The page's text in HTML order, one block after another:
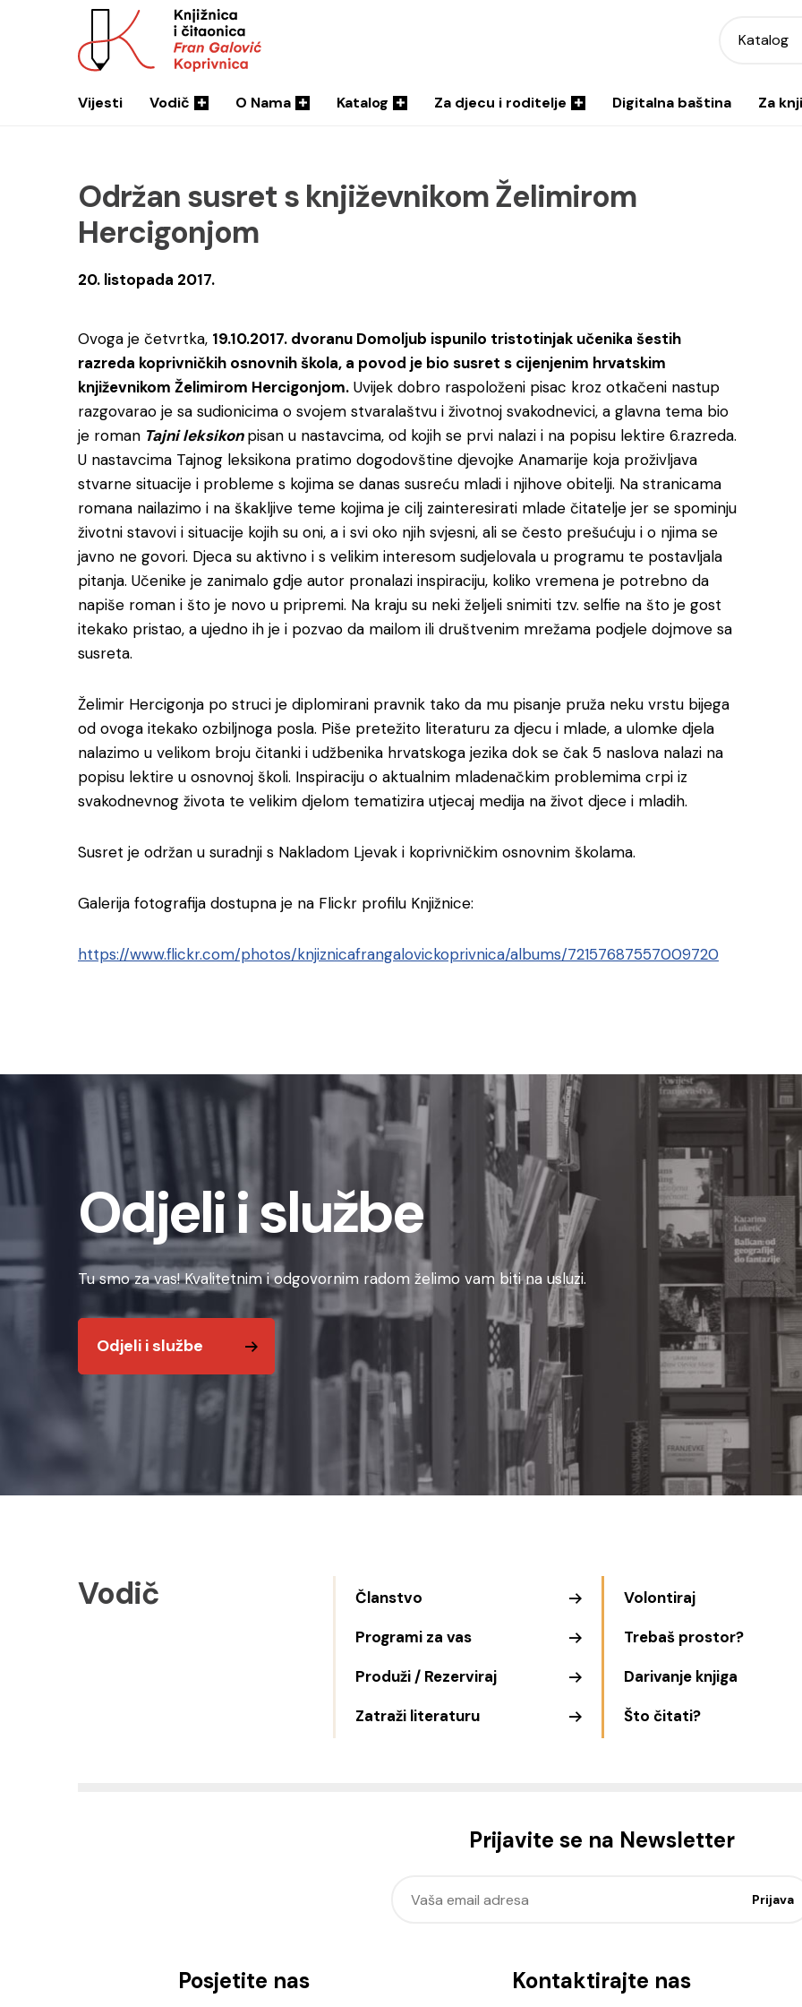
Katalog
Vijesti Vodič O Nama Katalog Za djecu i roditelje Digitalna baština Za
Održan susret s književnikom Želimirom
Hercigonjom
20. listopada 2017.
Ovoga je četvrtka, 19.10.2017. dvoranu Domoljub ispunilo tristotinjak učenika šestih
razreda koprivničkih osnovnih škola, a povod je bio susret s cijenjenim hrvatskim
književnikom Želimirom Hercigonjom. Uvijek dobro raspoloženi pisac kroz otkačeni nastup
razgovarao je sa sudionicima o svojem stvaralaštvu i životnoj svakodnevici, a glavna tema bio
je roman Tajni leksikonpisan u nastavcima, od kojih se prvi nalazi i na popisu lektire 6.razreda.
U nastavcima Tajnog leksikona pratimo dogodovštine djevojke Anamarije koja proživljava
stvarne situacije i probleme s kojima se danas susreću mladi i njihove obitelji. Na stranicama
romana nailazimo i na škakljive teme kojima je cilj zainteresirati mlade čitatelje jer se spominju
životni stavovi i situacije kojih su oni, a i svi oko njih svjesni, ali se često prešućuju i o njima se
javno ne govori. Djeca su aktivno i s velikim interesom sudjelovala u programu te postavljala
pitanja. Učenike je zanimalo gdje autor pronalazi inspiraciju, koliko vremena je potrebno da
napiše roman i što je novo u pripremi. Na kraju su neki željeli snimiti tzv. selfie na što je gost
itekako pristao, a ujedno ih je i pozvao da mailom ili društvenim mrežama podjele dojmove sa
susreta.
Želimir Hercigonja po struci je diplomirani pravnik tako da mu pisanje pruža neku vrstu bijega
od ovoga itekako ozbiljnoga posla. Piše pretežito literaturu za djecu i mlade, a ulomke djela
nalazimo u velikom broju čitanki i udžbenika hrvatskoga jezika dok se čak 5 naslova nalazi na
popisu lektire u osnovnoj školi. Inspiraciju o aktualnim mladenačkim problemima crpi iz
svakodnevnog života te velikim djelom tematizira utjecaj medija na život djece i mladih.
Susret je održan u suradnji s Nakladom Ljevak i koprivničkim osnovnim školama.
Galerija fotografija dostupna je na Flickr profilu Knjižnice:
https://www.flickr.com/photos/knjiznicafrangalovickoprivnica/albums/72157687557009720
Odjeli i službe
Tu smo za vas! Kvalitetnim i odgovornim radom želimo vam biti na usluzi.
Odjeli i službe
Vodič
Članstvo
Programi za vas
Produži / Rezerviraj
Zatraži literaturu
Volontiraj
Trebaš prostor?
Darivanje knjiga
Što čitati?
Prijavite se na Newsletter
Posjetite nas Kontaktirajte nas